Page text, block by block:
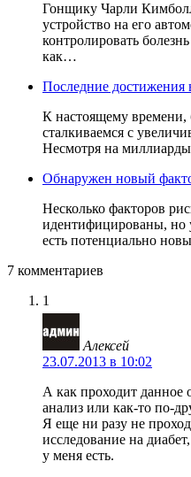
Гонщику Чарли
устройство на его
контролировать
как…
Последние достижения
К настоящему времени,
сталкиваемся с
Несмотря на
Обнаружен новый
Несколько факторов
идентифицированы, но
есть потенциально
7 комментариев
1
Алексей
23.07.2013 в 10:02
А как проходит данное
анализ или как-то по-
Я еще ни разу не
исследование на
у меня есть.